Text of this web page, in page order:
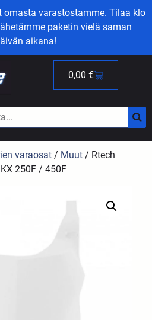
omasta varastostamme. Tilaa klo
paketin vielä saman
aikana!
0,00 €
varaosat / Muut / Rtech
250F / 450F